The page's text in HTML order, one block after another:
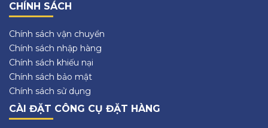
CHÍNH SÁCH
Chính sách vận chuyển
Chính sách nhập hàng
Chính sách khiếu nại
Chính sách bảo mật
Chính sách sử dụng
CÀI ĐẶT CÔNG CỤ ĐẶT HÀNG